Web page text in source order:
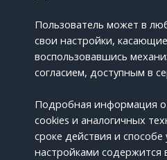
Пользователь может в
свои настройки,
воспользовавшись
согласием, доступным в
Подробная информация
cookies и аналогичных
сроке действия и способе
настройками содержится